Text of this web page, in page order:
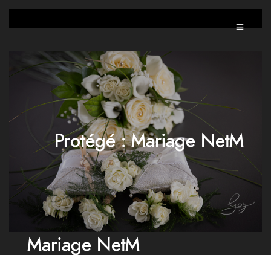
Protégé : Mariage NetM
Mariage NetM